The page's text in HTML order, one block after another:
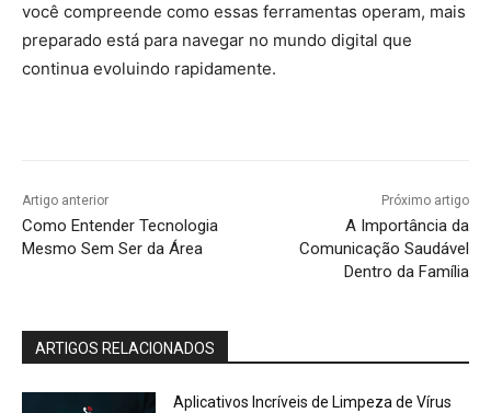
você compreende como essas ferramentas operam, mais
preparado está para navegar no mundo digital que
continua evoluindo rapidamente.
Artigo anterior
Como Entender Tecnologia
Mesmo Sem Ser da Área
Próximo artigo
A Importância da
Comunicação Saudável
Dentro da Família
ARTIGOS RELACIONADOS
Aplicativos Incríveis de Limpeza de Vírus